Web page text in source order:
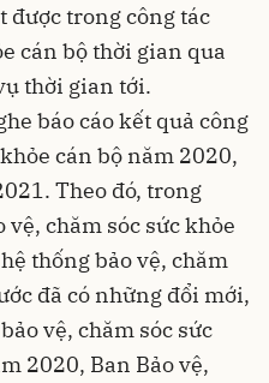
trong công tác
cán bộ thời gian qua
thời gian tới.
báo cáo kết quả công
cán bộ năm 2020,
Theo đó, trong
chăm sóc sức khỏe
thống bảo vệ, chăm
đã có những đổi mới,
vệ, chăm sóc sức
2020, Ban Bảo vệ,